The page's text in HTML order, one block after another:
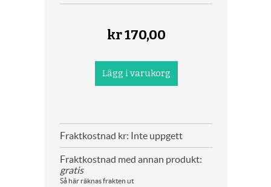
kr170,00
Fraktkostnad kr: Inte uppgett
Fraktkostnad med annan produkt:
gratis
Så här räknas frakten ut